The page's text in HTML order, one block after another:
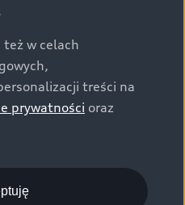
samochody marki Audi
spełniających pod
i recyklingu wymagania
i są zgodne z
wydanymi wg
wszystkim
marki Volkswagen sieci
w celach
treści na
prywatności oraz